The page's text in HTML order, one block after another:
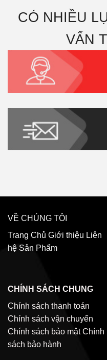
CÓ NHIỀU
VẤN
VỀ CHÚNG TÔI
Trang Chủ Giới thiệu Liên
hệ Sản Phẩm
CHÍNH SÁCH CHUNG
Chính sách thanh toán
Chính sách vận chuyển
Chính sách bảo mật Chính
sách bảo hành